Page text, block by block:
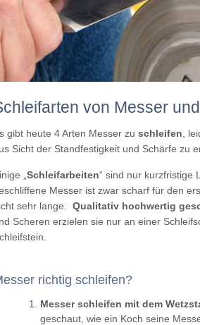
von Messer
gibt heute 4 Arten Messer zu schleifen ,
Sicht der Standfestigkeit und Schärfe zu
„ Schleifarbeiten“ sind nur kurzfristige
Messer ist zwar scharf für den
sehr lange. Qualitativ hochwertig
Scheren erzielen sie nur an einer
richtig schleifen?
Messer schleifen mit dem
geschaut, wie ein Koch seine